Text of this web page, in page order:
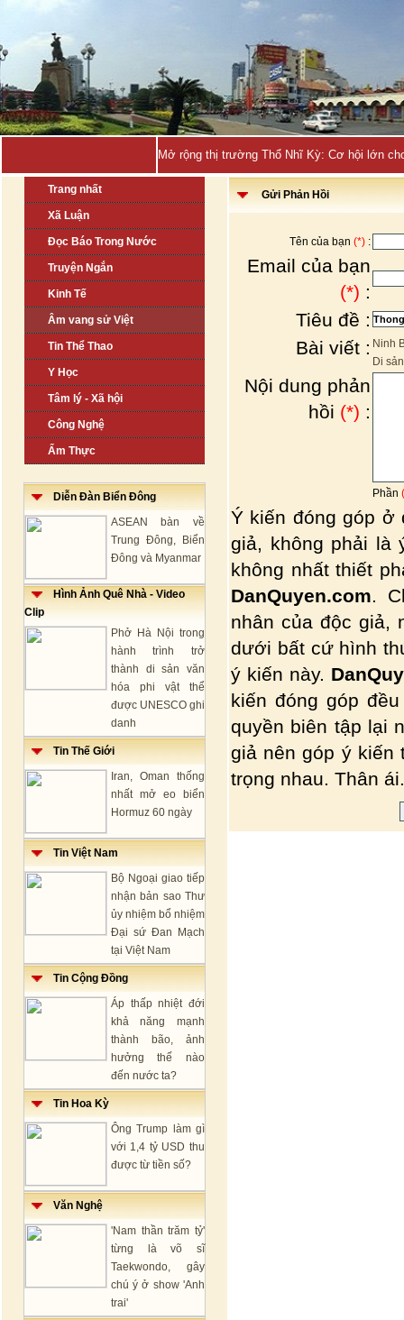
Quảng -
Trang nhất
Xã Luận
Đọc Báo Trong Nước
Truyện Ngắn
Kinh Tế
Âm vang sử Việt
Tin Thể Thao
Y Học
Tâm lý - Xã hội
Công Nghệ
Ẩm Thực
Diễn Đàn Biển Đông
ASEAN bàn về
Trung Đông, Biển
Đông và Myanmar
Hình Ảnh Quê Nhà - Video
Clip
Phở Hà Nội trong
hành trình trở
thành di sản văn
hóa phi vật thể
được UNESCO ghi
danh
Tin Thế Giới
Iran, Oman thống
nhất mở eo biển
Hormuz 60 ngày
Tin Việt Nam
Bộ Ngoại giao tiếp
nhận bản sao Thư
ủy nhiệm bổ nhiệm
Đại sứ Đan Mạch
tại Việt Nam
Tin Cộng Đồng
Áp thấp nhiệt đới
khả năng mạnh
thành bão, ảnh
hưởng thế nào
đến nước ta?
Tin Hoa Kỳ
Ông Trump làm gì
với 1,4 tỷ USD thu
được từ tiền số?
Văn Nghệ
'Nam thần trăm tỷ'
từng là võ sĩ
Taekwondo, gây
chú ý ở show 'Anh
trai'
Gửi Phản Hồi
Tên của bạn (*) :
Email của bạn
(*) :
Tiêu đề :
Bài viết : Ninh
Di
Nội dung phản
hồi (*) :
Phần
Ý kiến đóng góp ở
giả, không phải là
không nhất thiết
DanQuyen.com.
nhân của độc giả,
dưới bất cứ hình
ý kiến này.
kiến đóng góp
quyền biên tập lại
giả nên góp ý kiến
trọng nhau. Thân